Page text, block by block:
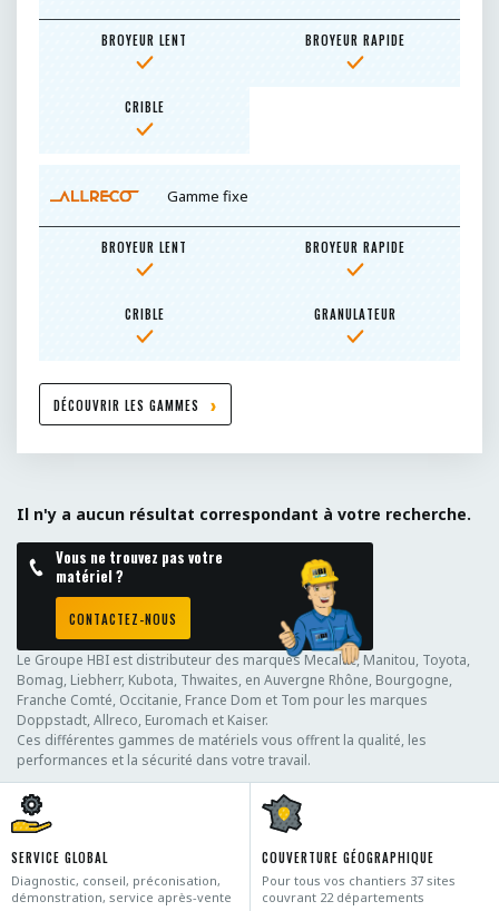
BROYEUR LENT BROYEUR RAPIDE
CRIBLE
Gamme fixe
BROYEUR LENT BROYEUR RAPIDE
CRIBLE GRANULATEUR
DÉCOUVRIR LES GAMMES
Il n'y a aucun résultat correspondant à votre recherche.
Vous ne trouvez pas votre
matériel ?
CONTACTEZ-NOUS
Le Groupe HBI est distributeur des marques Mecalac, Manitou, Toyota,
Bomag, Liebherr, Kubota, Thwaites, en Auvergne Rhône, Bourgogne,
Franche Comté, Occitanie, France Dom et Tom pour les marques
Doppstadt, Allreco, Euromach et Kaiser.
Ces différentes gammes de matériels vous offrent la qualité, les
performances et la sécurité dans votre travail.
SERVICE GLOBAL
Diagnostic, conseil, préconisation,
démonstration, service après-vente
COUVERTURE GÉOGRAPHIQUE
Pour tous vos chantiers 37 sites
couvrant 22 départements